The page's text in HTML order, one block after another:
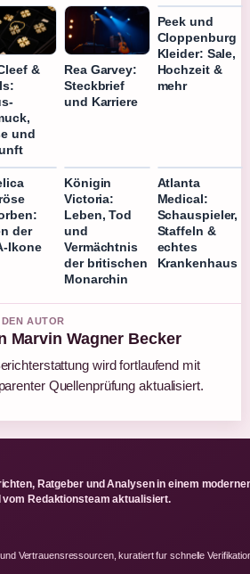
&
und
Rea Garvey:
Steckbrief
und Karriere
Peek und
Cloppenburg
Kleider: Sale,
Hochzeit &
mehr
der
Ikone
Königin
Victoria:
Leben, Tod
und
Vermächtnis
der britischen
Monarchin
Atlanta
Medical:
Schauspieler,
Staffeln &
echtes
Krankenhaus
AUTOR
Marvin Wagner Becker
wird fortlaufend mit
Quellenprüfung aktualisiert.
Ratgeber und Analysen in einem
vom Redaktionsteam aktualisiert.
Vertrauensressourcen, kuratiert fur schnelle